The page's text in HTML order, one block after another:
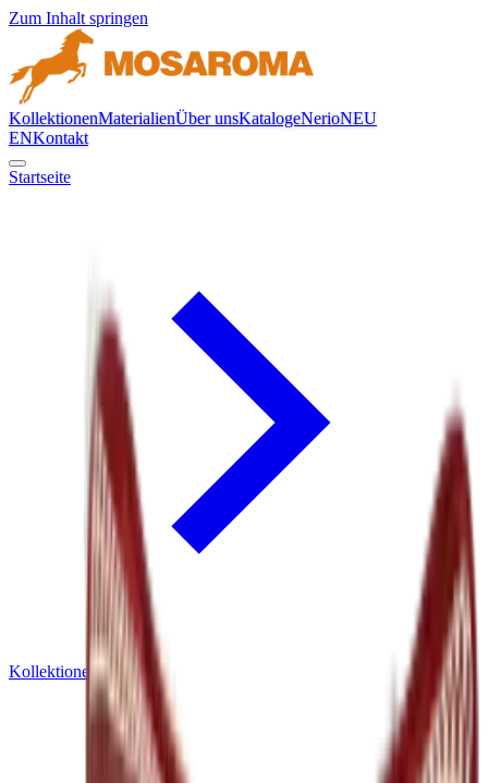
Zum Inhalt springen
KollektionenMaterialienÜber unsKatalogeNerioNEU
ENKontakt
Startseite
Kollektionen